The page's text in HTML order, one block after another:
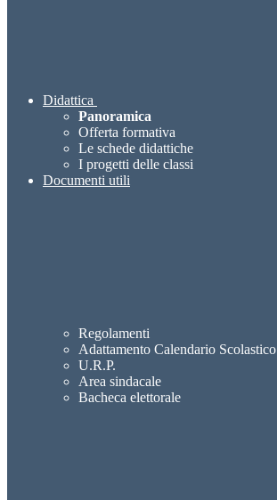
Didattica
Panoramica
Offerta formativa
Le schede didattiche
I progetti delle classi
Documenti utili
Regolamenti
Adattamento Calendario Scolastico
U.R.P.
Area sindacale
Bacheca elettorale